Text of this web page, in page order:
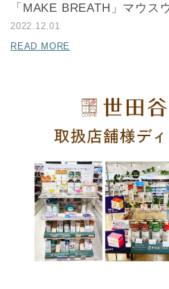
「MAKE BREATH」マウス
2022.12.01
READ MORE